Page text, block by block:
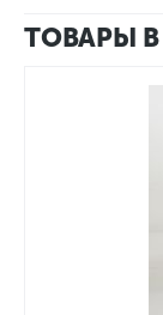
ТОВАРЫ